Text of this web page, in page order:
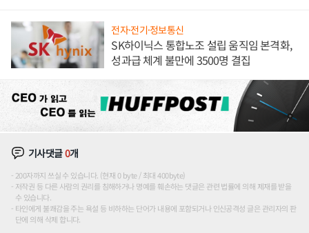
전자·전기·정보통신
SK하이닉스 통합노조 설립 움직임 본격화,
성과급 체계 불만에 3500명 결집
기사댓글0개
200자까지 쓰실 수 있습니다. (현재 0 byte / 최대 400byte)
저작권 등 다른 사람의 권리를 침해하거나 명예를 훼손하는 댓글은 관련 법률에 의해 제재를 받을
수 있습니다.
타인에게 불쾌감을 주는 욕설 등 비하하는 단어가 내용에 포함되거나 인신공격성 글은 관리자의 판
단에 의해 삭제 합니다.